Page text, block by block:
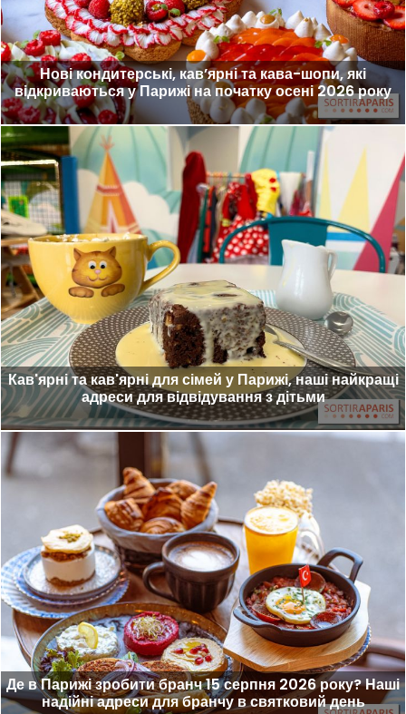
Нові кондитерські, кав’ярні та кава-шопи, які
відкриваються у Парижі на початку осені 2026 року
Кав'ярні та кав'ярні для сімей у Парижі, наші найкращі
адреси для відвідування з дітьми
Де в Парижі зробити бранч 15 серпня 2026 року? Наші
надійні адреси для бранчу в святковий день